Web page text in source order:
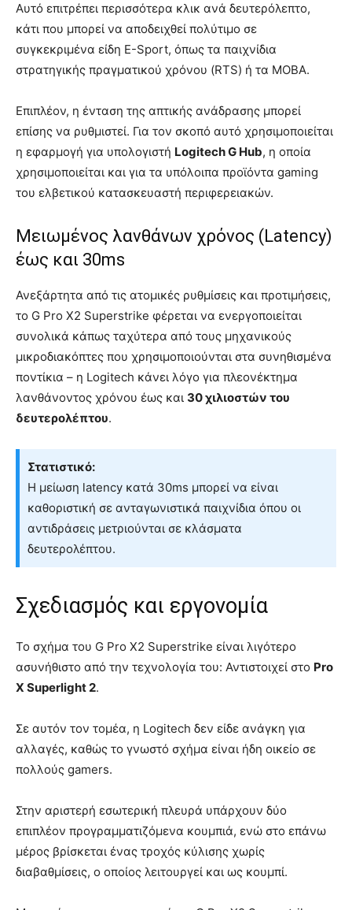
Αυτό επιτρέπει περισσότερα κλικ ανά δευτερόλεπτο,
κάτι που μπορεί να αποδειχθεί πολύτιμο σε
συγκεκριμένα είδη E-Sport, όπως τα παιχνίδια
στρατηγικής πραγματικού χρόνου (RTS) ή τα MOBA.
Επιπλέον, η ένταση της απτικής ανάδρασης μπορεί
επίσης να ρυθμιστεί. Για τον σκοπό αυτό χρησιμοποιείται
η εφαρμογή για υπολογιστή Logitech G Hub, η οποία
χρησιμοποιείται και για τα υπόλοιπα προϊόντα gaming
του ελβετικού κατασκευαστή περιφερειακών.
Μειωμένος λανθάνων χρόνος (Latency)
έως και 30ms
Ανεξάρτητα από τις ατομικές ρυθμίσεις και προτιμήσεις,
το G Pro X2 Superstrike φέρεται να ενεργοποιείται
συνολικά κάπως ταχύτερα από τους μηχανικούς
μικροδιακόπτες που χρησιμοποιούνται στα συνηθισμένα
ποντίκια – η Logitech κάνει λόγο για πλεονέκτημα
λανθάνοντος χρόνου έως και 30 χιλιοστών του
δευτερολέπτου.
Στατιστικό:
Η μείωση latency κατά 30ms μπορεί να είναι
καθοριστική σε ανταγωνιστικά παιχνίδια όπου οι
αντιδράσεις μετριούνται σε κλάσματα
δευτερολέπτου.
Σχεδιασμός και εργονομία
Το σχήμα του G Pro X2 Superstrike είναι λιγότερο
ασυνήθιστο από την τεχνολογία του: Αντιστοιχεί στο Pro
X Superlight 2.
Σε αυτόν τον τομέα, η Logitech δεν είδε ανάγκη για
αλλαγές, καθώς το γνωστό σχήμα είναι ήδη οικείο σε
πολλούς gamers.
Στην αριστερή εσωτερική πλευρά υπάρχουν δύο
επιπλέον προγραμματιζόμενα κουμπιά, ενώ στο επάνω
μέρος βρίσκεται ένας τροχός κύλισης χωρίς
διαβαθμίσεις, ο οποίος λειτουργεί και ως κουμπί.